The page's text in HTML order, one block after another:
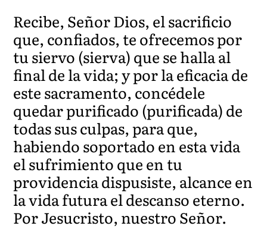
Recibe, Señor Dios, el sacrificio
que, confiados, te ofrecemos por
tu siervo (sierva) que se halla al
final de la vida; y por la eficacia de
este sacramento, concédele
quedar purificado (purificada) de
todas sus culpas, para que,
habiendo soportado en esta vida
el sufrimiento que en tu
providencia dispusiste, alcance en
la vida futura el descanso eterno.
Por Jesucristo, nuestro Señor.